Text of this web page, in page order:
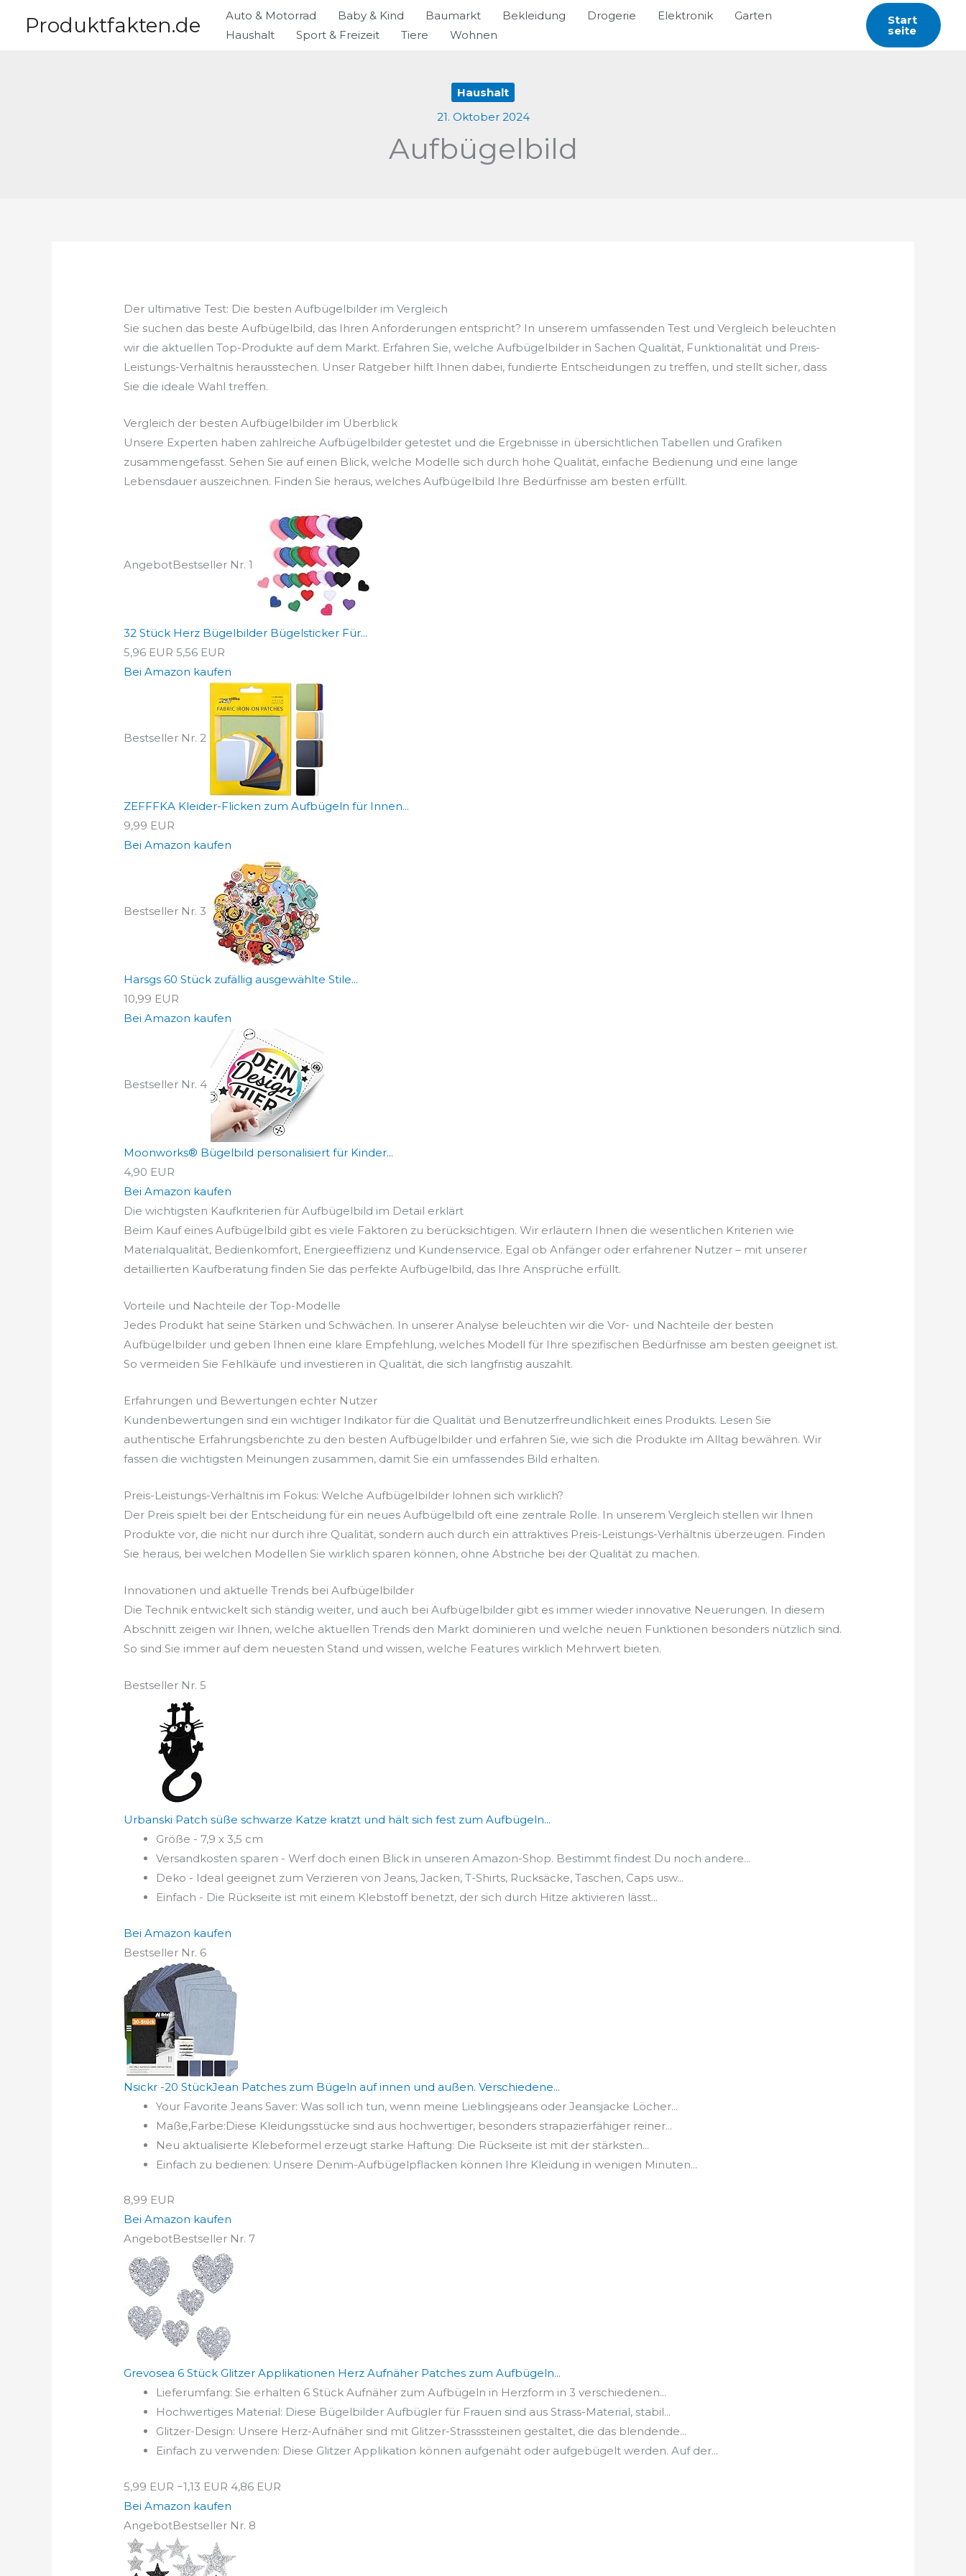
InhaltProduktfakten.de Auto & Motorrad Baby & Kind Baumarkt Bekleidung Drogerie Elektronik
Garten
Haushalt
Sport & Freizeit Tiere Wohnen
Start
Seite
Haushalt
21. Oktober 2024
Aufbügelbild
Der ultimative Test: Die besten Aufbügelbilder im Vergleich
Sie suchen das beste Aufbügelbild, das Ihren Anforderungen entspricht? In unserem umfassenden Test und Vergleich beleuchten
wir die aktuellen Top-Produkte auf dem Markt. Erfahren Sie, welche Aufbügelbilder in Sachen Qualität, Funktionalität und Preis-
Leistungs-Verhältnis herausstechen. Unser Ratgeber hilft Ihnen dabei, fundierte Entscheidungen zu treffen, und stellt sicher, dass
Sie die ideale Wahl treffen.
Vergleich der besten Aufbügelbilder im Überblick
Unsere Experten haben zahlreiche Aufbügelbilder getestet und die Ergebnisse in übersichtlichen Tabellen und Grafiken
zusammengefasst. Sehen Sie auf einen Blick, welche Modelle sich durch hohe Qualität, einfache Bedienung und eine lange
Lebensdauer auszeichnen. Finden Sie heraus, welches Aufbügelbild Ihre Bedürfnisse am besten erfüllt.
AngebotBestseller Nr. 1
32 Stück Herz Bügelbilder Bügelsticker Für...
5,96 EUR 5,56 EUR
Bei Amazon kaufen
Bestseller Nr. 2
ZEFFFKA Kleider-Flicken zum Aufbügeln für Innen...
9,99 EUR
Bei Amazon kaufen
Bestseller Nr. 3
Harsgs 60 Stück zufällig ausgewählte Stile...
10,99 EUR
Bei Amazon kaufen
Bestseller Nr. 4
Moonworks® Bügelbild personalisiert für Kinder...
4,90 EUR
Bei Amazon kaufen
Die wichtigsten Kaufkriterien für Aufbügelbild im Detail erklärt
Beim Kauf eines Aufbügelbild gibt es viele Faktoren zu berücksichtigen. Wir erläutern Ihnen die wesentlichen Kriterien wie
Materialqualität, Bedienkomfort, Energieeffizienz und Kundenservice. Egal ob Anfänger oder erfahrener Nutzer – mit unserer
detaillierten Kaufberatung finden Sie das perfekte Aufbügelbild, das Ihre Ansprüche erfüllt.
Vorteile und Nachteile der Top-Modelle
Jedes Produkt hat seine Stärken und Schwächen. In unserer Analyse beleuchten wir die Vor- und Nachteile der besten
Aufbügelbilder und geben Ihnen eine klare Empfehlung, welches Modell für Ihre spezifischen Bedürfnisse am besten geeignet ist.
So vermeiden Sie Fehlkäufe und investieren in Qualität, die sich langfristig auszahlt.
Erfahrungen und Bewertungen echter Nutzer
Kundenbewertungen sind ein wichtiger Indikator für die Qualität und Benutzerfreundlichkeit eines Produkts. Lesen Sie
authentische Erfahrungsberichte zu den besten Aufbügelbilder und erfahren Sie, wie sich die Produkte im Alltag bewähren. Wir
fassen die wichtigsten Meinungen zusammen, damit Sie ein umfassendes Bild erhalten.
Preis-Leistungs-Verhältnis im Fokus: Welche Aufbügelbilder lohnen sich wirklich?
Der Preis spielt bei der Entscheidung für ein neues Aufbügelbild oft eine zentrale Rolle. In unserem Vergleich stellen wir Ihnen
Produkte vor, die nicht nur durch ihre Qualität, sondern auch durch ein attraktives Preis-Leistungs-Verhältnis überzeugen. Finden
Sie heraus, bei welchen Modellen Sie wirklich sparen können, ohne Abstriche bei der Qualität zu machen.
Innovationen und aktuelle Trends bei Aufbügelbilder
Die Technik entwickelt sich ständig weiter, und auch bei Aufbügelbilder gibt es immer wieder innovative Neuerungen. In diesem
Abschnitt zeigen wir Ihnen, welche aktuellen Trends den Markt dominieren und welche neuen Funktionen besonders nützlich sind.
So sind Sie immer auf dem neuesten Stand und wissen, welche Features wirklich Mehrwert bieten.
Bestseller Nr. 5
Urbanski Patch süße schwarze Katze kratzt und hält sich fest zum Aufbügeln...
Größe - 7,9 x 3,5 cm
Versandkosten sparen - Werf doch einen Blick in unseren Amazon-Shop. Bestimmt findest Du noch andere...
Deko - Ideal geeignet zum Verzieren von Jeans, Jacken, T-Shirts, Rucksäcke, Taschen, Caps usw...
Einfach - Die Rückseite ist mit einem Klebstoff benetzt, der sich durch Hitze aktivieren lässt...
Bei Amazon kaufen
Bestseller Nr. 6
Nsickr -20 StückJean Patches zum Bügeln auf innen und außen. Verschiedene...
Your Favorite Jeans Saver: Was soll ich tun, wenn meine Lieblingsjeans oder Jeansjacke Löcher...
Maße,Farbe:Diese Kleidungsstücke sind aus hochwertiger, besonders strapazierfähiger reiner...
Neu aktualisierte Klebeformel erzeugt starke Haftung: Die Rückseite ist mit der stärksten...
Einfach zu bedienen: Unsere Denim-Aufbügelpflacken können Ihre Kleidung in wenigen Minuten...
8,99 EUR
Bei Amazon kaufen
AngebotBestseller Nr. 7
Grevosea 6 Stück Glitzer Applikationen Herz Aufnäher Patches zum Aufbügeln...
Lieferumfang: Sie erhalten 6 Stück Aufnäher zum Aufbügeln in Herzform in 3 verschiedenen...
Hochwertiges Material: Diese Bügelbilder Aufbügler für Frauen sind aus Strass-Material, stabil...
Glitzer-Design: Unsere Herz-Aufnäher sind mit Glitzer-Strasssteinen gestaltet, die das blendende...
Einfach zu verwenden: Diese Glitzer Applikation können aufgenäht oder aufgebügelt werden. Auf der...
5,99 EUR −1,13 EUR 4,86 EUR
Bei Amazon kaufen
AngebotBestseller Nr. 8